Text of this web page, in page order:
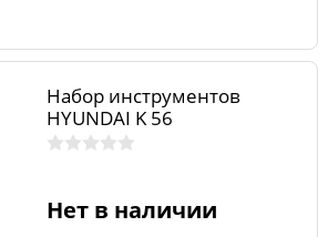
Набор инструментов
HYUNDAI K 56
Нет в наличии